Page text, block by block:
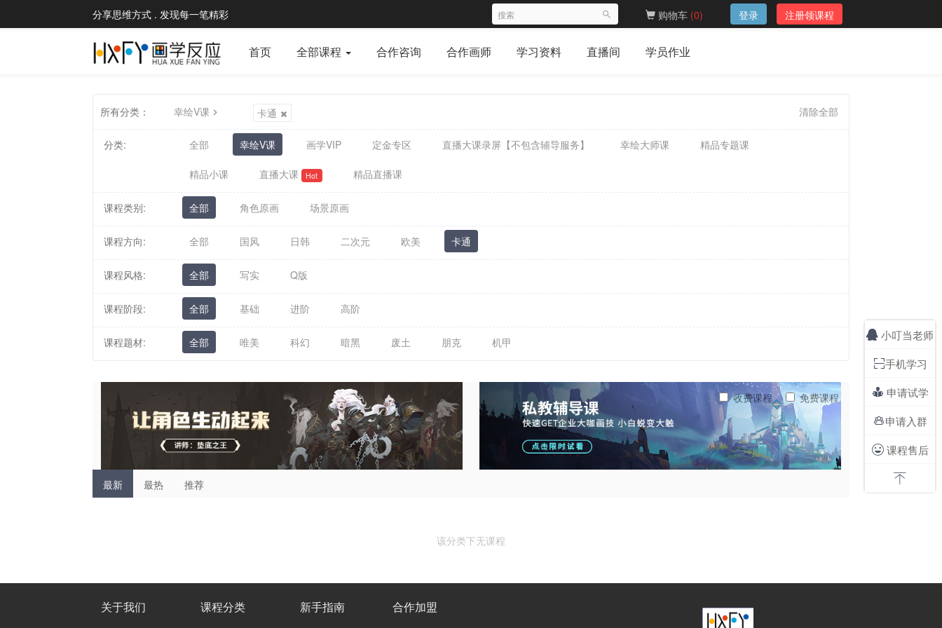
分享思维方式 . 发现每一笔精彩 购物车 (0) 登录 注册领课程
首页 全部课程 合作咨询 合作画师 学习资料 直播间 学员作业
所有分类： 幸绘V课 卡通 清除全部
分类: 全部 幸绘V课 画学VIP 定金专区 直播大课录屏【不包含辅导服务】 幸绘大师课 精品专题课
精品小课 直播大课 Hot 精品直播课
课程类别: 全部 角色原画 场景原画
课程方向: 全部 国风 日韩 二次元 欧美 卡通
课程风格: 全部 写实 Q版
课程阶段: 全部 基础 进阶 高阶
课程题材: 全部 唯美 科幻 暗黑 废土 朋克 机甲
最新 最热 推荐
收费课程 免费课程
该分类下无课程
关于我们 课程分类 新手指南 合作加盟
 小叮当老师
手机学习
 申请试学
申请入群
课程售后
